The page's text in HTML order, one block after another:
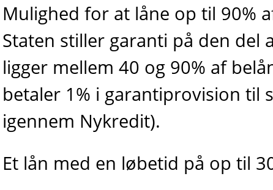
Mulighed for at låne op til 90%
Staten stiller garanti på den del
ligger mellem 40 og 90% af
betaler 1% i garantiprovision til
igennem Nykredit).
Et lån med en løbetid på op til